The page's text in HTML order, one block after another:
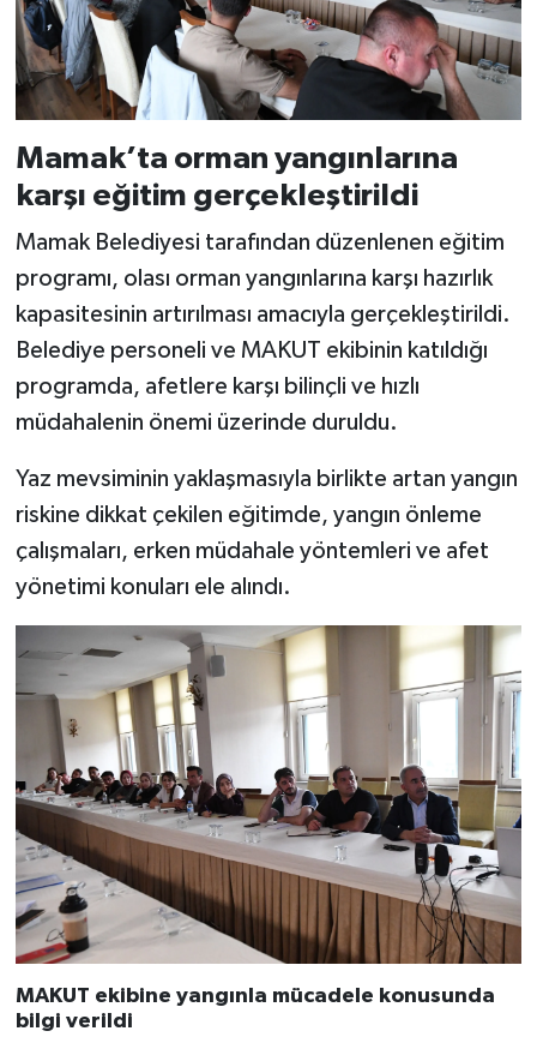
Mamak’ta orman yangınlarına
karşı eğitim gerçekleştirildi
Mamak Belediyesi tarafından düzenlenen eğitim
programı, olası orman yangınlarına karşı hazırlık
kapasitesinin artırılması amacıyla gerçekleştirildi.
Belediye personeli ve MAKUT ekibinin katıldığı
programda, afetlere karşı bilinçli ve hızlı
müdahalenin önemi üzerinde duruldu.
Yaz mevsiminin yaklaşmasıyla birlikte artan yangın
riskine dikkat çekilen eğitimde, yangın önleme
çalışmaları, erken müdahale yöntemleri ve afet
yönetimi konuları ele alındı.
MAKUT ekibine yangınla mücadele konusunda
bilgi verildi